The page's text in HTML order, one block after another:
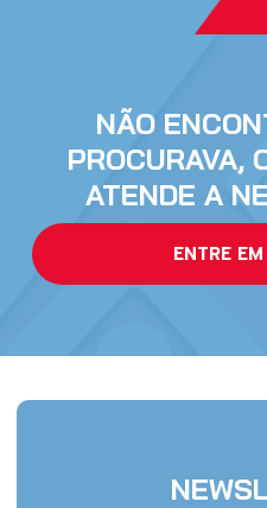
NÃO
PROCURAVA,
ATENDE A
ENTRE